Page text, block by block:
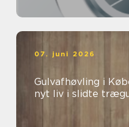
07. juni 2026
Gulvafhøvling i
nyt liv i slidte